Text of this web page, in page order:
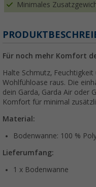
Minimales
Für noch mehr Komfort
Halte Schmutz,
Wohlfühloase raus. Die
dein Garda, Garda Air oder
Komfort für minimal
Material:
Bodenwanne: 100 %
Lieferumfang:
1 x Bodenwanne